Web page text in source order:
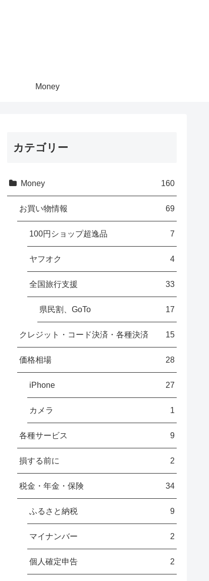
Money
カテゴリー
Money 160
お買い物情報 69
100円ショップ超逸品 7
ヤフオク 4
全国旅行支援 33
県民割、GoTo 17
クレジット・コード決済・各種決済 15
価格相場 28
iPhone 27
カメラ 1
各種サービス 9
損する前に 2
税金・年金・保険 34
ふるさと納税 9
マイナンバー 2
個人確定申告 2